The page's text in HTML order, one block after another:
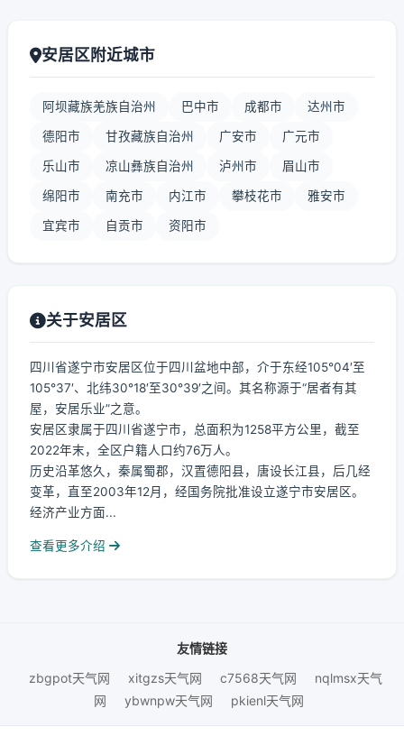
安居区附近城市
阿坝藏族羌族自治州 巴中市 成都市 达州市
德阳市 甘孜藏族自治州 广安市 广元市
乐山市 凉山彝族自治州 泸州市 眉山市
绵阳市 南充市 内江市 攀枝花市 雅安市
宜宾市 自贡市 资阳市
关于安居区
四川省遂宁市安居区位于四川盆地中部，介于东经105°04′至
105°37′、北纬30°18′至30°39′之间。其名称源于“居者有其
屋，安居乐业”之意。
安居区隶属于四川省遂宁市，总面积为1258平方公里，截至
2022年末，全区户籍人口约76万人。
历史沿革悠久，秦属蜀郡，汉置德阳县，唐设长江县，后几经
变革，直至2003年12月，经国务院批准设立遂宁市安居区。
经济产业方面...
查看更多介绍
友情链接
zbgpot天气网
xitgzs天气网 c7568天气网
nqlmsx天气
网
ybwnpw天气网 pkienl天气网